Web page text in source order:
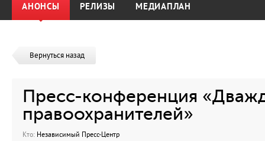
АНОНСЫ РЕЛИЗЫ МЕДИАПЛАН
Вернуться назад
Преcc-конференция
правоохранителей»
Кто: Независимый Пресс-Центр